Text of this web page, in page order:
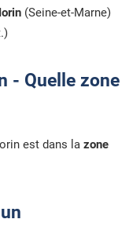
(Seine-et-Marne)
- Quelle zone
est dans la zone